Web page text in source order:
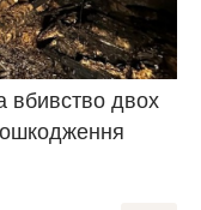
вбивство двох